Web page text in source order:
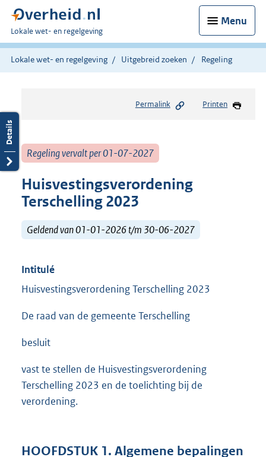
Menu
U
bent
hier:
Lokale wet- en regelgeving
Lokale wet- en regelgeving Uitgebreid zoeken Regeling
Permalink Printen
Regeling vervalt per 01-07-2027
Huisvestingsverordening
Terschelling 2023
Geldend van 01-01-2026 t/m 30-06-2027
Intitulé
Huisvestingsverordening Terschelling 2023
De raad van de gemeente Terschelling
besluit
vast te stellen de Huisvestingsverordening
Terschelling 2023 en de toelichting bij de
verordening.
HOOFDSTUK 1. Algemene bepalingen